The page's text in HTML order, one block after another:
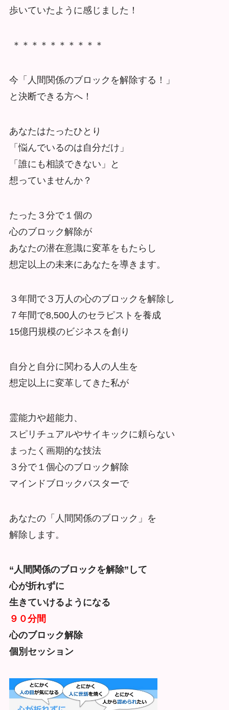
歩いていたように感じました！
＊＊＊＊＊＊＊＊＊＊
今「人間関係のブロックを解除する！」
と決断できる方へ！
あなたはたったひとり
「悩んでいるのは自分だけ」
「誰にも相談できない」と
想っていませんか？
たった３分で１個の
心のブロック解除が
あなたの潜在意識に変革をもたらし
想定以上の未来にあなたを導きます。
３年間で３万人の心のブロックを解除し
７年間で8,500人のセラピストを養成
15億円規模のビジネスを創り
自分と自分に関わる人の人生を
想定以上に変革してきた私が
霊能力や超能力、
スピリチュアルやサイキックに頼らない
まったく画期的な技法
３分で１個心のブロック解除
マインドブロックバスターで
あなたの「人間関係のブロック」を
解除します。
“人間関係のブロックを解除”して
心が折れずに
生きていけるようになる
９０分間
心のブロック解除
個別セッション